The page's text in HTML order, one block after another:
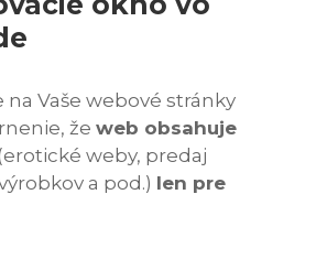
na Vaše webové stránky
že web obsahuje
weby, predaj
a pod.) len pre